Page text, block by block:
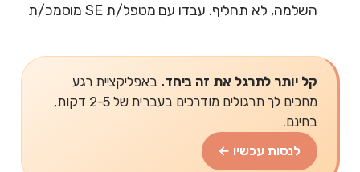
השלמה, לא תחליף. עבדו עם מטפל/ת SE מוסמכ/ת
קל יותר לתרגל את זה ביחד. באפליקציית רגע
מחכים לך תרגולים מודרכים בעברית של 2-5 דקות,
בחינם.
לנסות עכשיו ←